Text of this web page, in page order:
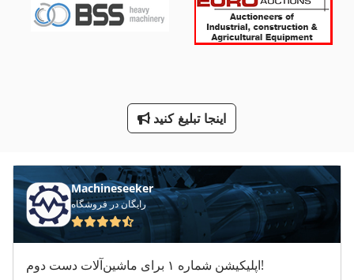
اینجا تبلیغ کنید
Tps 330
Machineseeker
رایگان در فروشگاه
اپلیکیشن شماره ۱ برای ماشین‌آلات دست دوم!